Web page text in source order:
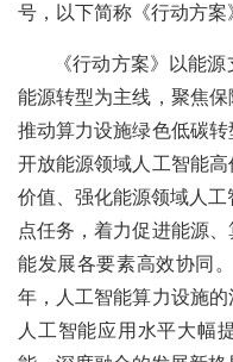
号，以下简称《行动方案
《行动方案》以能
能源转型为主线，聚焦保
推动算力设施绿色低碳转
开放能源领域人工智能
价值、强化能源领域人
点任务，着力促进能源
能发展各要素高效协同
年，人工智能算力设施
人工智能应用水平大幅